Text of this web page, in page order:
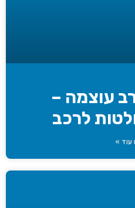
רב עוצמה –
לרכב
עוד »